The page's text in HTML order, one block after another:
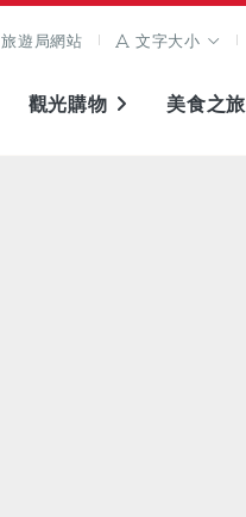
旅遊局網站 文字大小
觀光購物 美食之旅